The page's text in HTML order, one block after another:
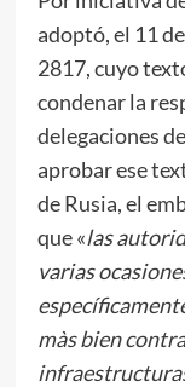
adoptó, el 11
2817, cuyo
condenar la
delegaciones
aprobar ese
de Rusia, el
que «las
varias
màs bien